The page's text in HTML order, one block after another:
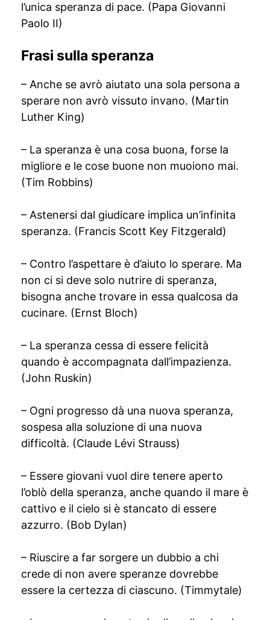
l’unica speranza di pace. (Papa Giovanni
Paolo II)
Frasi sulla speranza
– Anche se avrò aiutato una sola persona a
sperare non avrò vissuto invano. (Martin
Luther King)
– La speranza è una cosa buona, forse la
migliore e le cose buone non muoiono mai.
(Tim Robbins)
– Astenersi dal giudicare implica un’infinita
speranza. (Francis Scott Key Fitzgerald)
– Contro l’aspettare è d’aiuto lo sperare. Ma
non ci si deve solo nutrire di speranza,
bisogna anche trovare in essa qualcosa da
cucinare. (Ernst Bloch)
– La speranza cessa di essere felicità
quando è accompagnata dall’impazienza.
(John Ruskin)
– Ogni progresso dà una nuova speranza,
sospesa alla soluzione di una nuova
difficoltà. (Claude Lévi Strauss)
– Essere giovani vuol dire tenere aperto
l’oblò della speranza, anche quando il mare è
cattivo e il cielo si è stancato di essere
azzurro. (Bob Dylan)
– Riuscire a far sorgere un dubbio a chi
crede di non avere speranze dovrebbe
essere la certezza di ciascuno. (Timmytale)